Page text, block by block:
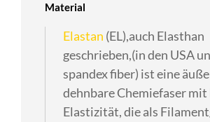
Material
Elastan (EL),auch Elasthan
geschrieben,(in den USA
spandex fiber) ist eine
dehnbare Chemiefaser
Elastizität, die als